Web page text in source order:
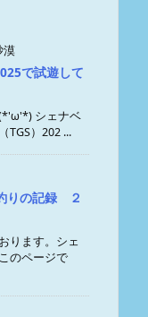
漠
で試遊して
シェナベ
TGS）202 ...
りの記録 ２
ります。シェ
のページで